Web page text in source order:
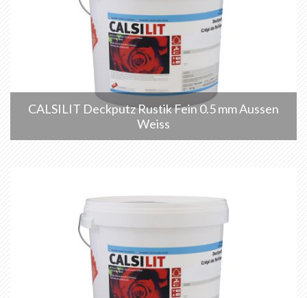
CALSILIT Deckputz Rustik Fein 0.5 mm Aussen
Weiss